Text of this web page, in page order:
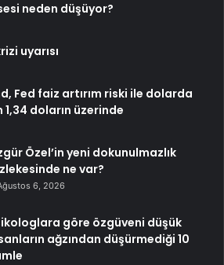
neden düşüyor?
uyarısı
Fed faiz artırım riski ile dolarda
doların üzerinde
Özel’in yeni dokunulmazlık
ne var?
6, 2026
göre özgüveni düşük
ağzından düşürmediği 10